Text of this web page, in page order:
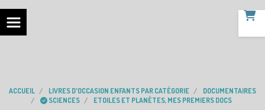
ACCUEIL LIVRES D'OCCASION ENFANTS PAR CATÉGORIE
DOCUMENTAIRES
SCIENCES
ETOILES ET PLANÈTES, MES PREMIERS DOCS